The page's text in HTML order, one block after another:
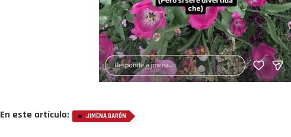
En este artículo: JIMENA BARÓN